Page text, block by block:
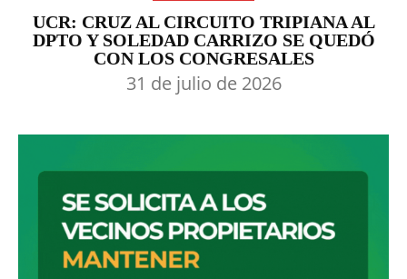
UCR: CRUZ AL CIRCUITO TRIPIANA AL
DPTO Y SOLEDAD CARRIZO SE QUEDÓ
CON LOS CONGRESALES
31 de julio de 2026